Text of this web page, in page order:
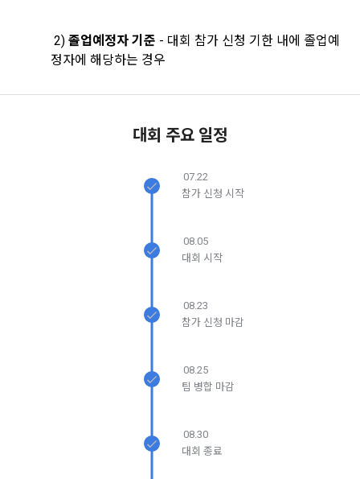
닫기확인
진등에관한법률, 전자상거래 등에서의 소비자보호에 관한 법률,
전자문서 및 전자거래기본법, 전자금융거래법, 전자서명법, 소
비자기본법 등의 관계법령에 따른다.
2. "회원"이 "회사"와 개별 계약을 체결하여 서비스를 이용하는
1. "회원"이 이용신청(회원가입 신청) 작성 후에 "회사"가 웹 상
의 안내를 "회원"에게 통지함으로써 이용계약이 성립된다.
하는 자가 본 약관과 개인정보취급방침을 읽고 이에 대하여 "동
의" 또는 "제출하기" 버튼을 누르는 경우 이를 서비스 이용에 대
3. 제2항 신청에 있어 "회사"는 "회원"의 종류에 따라 전문기관을
통한 실명확인 및 본인인증을 요청할 수 있다. "회원"은 본인인
경우, 본 약관과 개인정보취급방침, 서비스 제공을 위해 “회
“회원”에게 통지함으로써 이용계약이 성립된다.
5. “회원”은 이용계약 성립 후, 당사의 동의 없이 임의로 회원 ID
3) 모바일 서비스 이용 시 수집되는 항목
4) 보상금 지급 시 수집하는 항목
필수항목: 합격자의 연봉정보
6) 서비스 이용과정이나 사업처리 과정에서 자동 수집되는 항목
IP Address, 쿠키, 방문일시, 서비스 이용 기록, 불량 이용 기록,
에 대해 동의를 하고 직접 정보를 입력하는 경우, 해당 개인정보
2) 졸업예정자 기준 - 대회 참가 신청 기한 내에 졸업예
정자에 해당하는 경우
대회 주요 일정
07.22
참가 신청 시작
08.05
대회 시작
08.23
참가 신청 마감
08.25
팀 병합 마감
08.30
대회 종료